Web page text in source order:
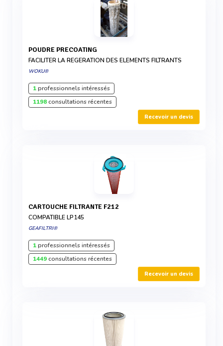
POUDRE PRECOATING
FACILITER LA REGERATION DES ELEMENTS FILTRANTS
WOKU®
1professionnels intéressés
1198consultations récentes
Recevoir un devis
CARTOUCHE FILTRANTE F212
COMPATIBLE LP145
GEAFILTRI®
1professionnels intéressés
1449consultations récentes
Recevoir un devis